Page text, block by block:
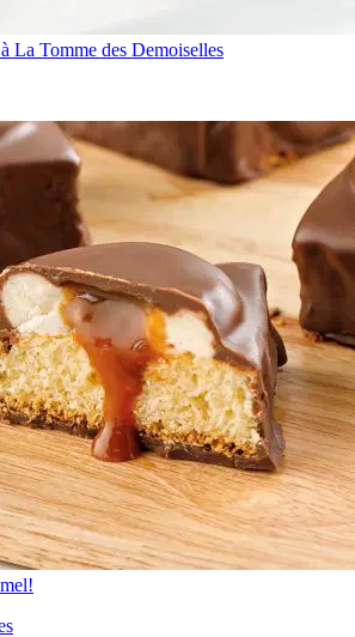
La Tomme des Demoiselles